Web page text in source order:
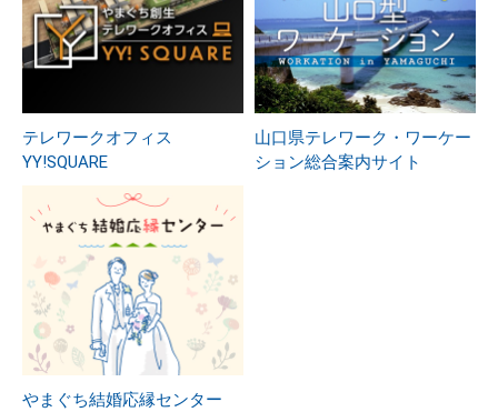
テレワークオフィス
YY!SQUARE
山口県テレワーク・ワーケー
ション総合案内サイト
やまぐち結婚応縁センター